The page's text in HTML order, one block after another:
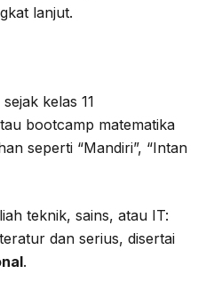
lanjut.
kelas 11
bootcamp matematika
seperti “Mandiri”, “Intan
teknik, sains, atau IT:
dan serius, disertai
.